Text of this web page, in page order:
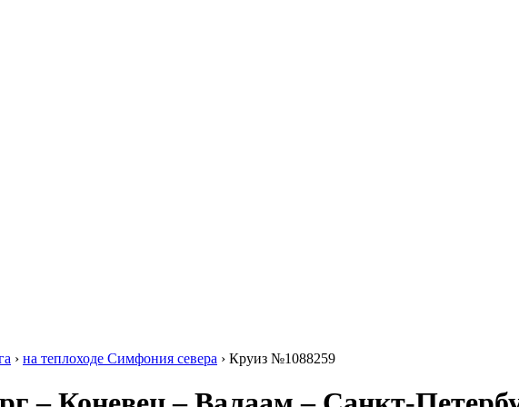
› на теплоходе Симфония севера › Круиз №1088259